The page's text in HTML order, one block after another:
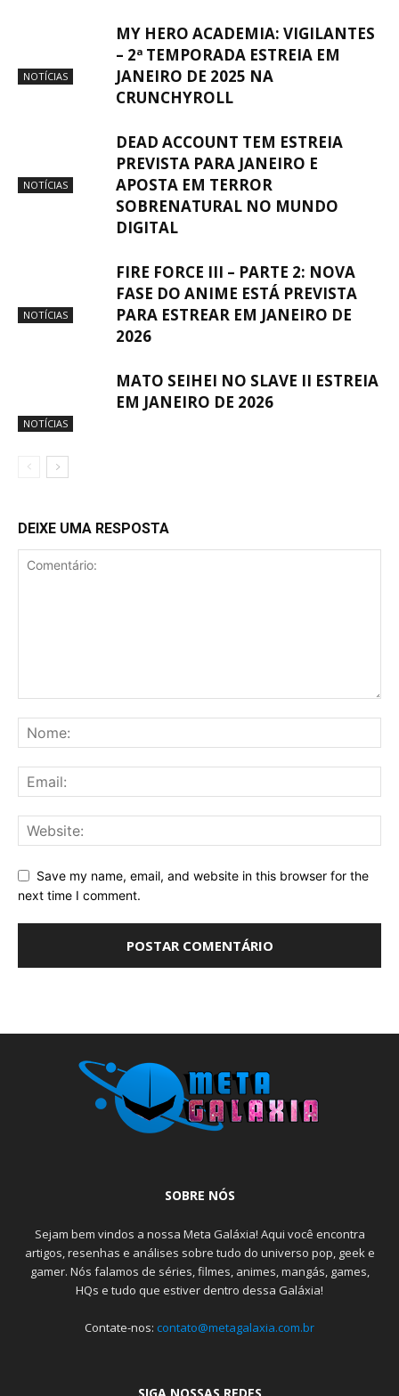
NOTÍCIAS
MY HERO ACADEMIA: VIGILANTES
– 2ª TEMPORADA ESTREIA EM
JANEIRO DE 2025 NA
CRUNCHYROLL
NOTÍCIAS
DEAD ACCOUNT TEM ESTREIA
PREVISTA PARA JANEIRO E
APOSTA EM TERROR
SOBRENATURAL NO MUNDO
DIGITAL
NOTÍCIAS
FIRE FORCE III – PARTE 2: NOVA
FASE DO ANIME ESTÁ PREVISTA
PARA ESTREAR EM JANEIRO DE
2026
NOTÍCIAS
MATO SEIHEI NO SLAVE II ESTREIA
EM JANEIRO DE 2026
DEIXE UMA RESPOSTA
Save my name, email, and website in this browser for the
next time I comment.
SOBRE NÓS
Sejam bem vindos a nossa Meta Galáxia! Aqui você encontra
artigos, resenhas e análises sobre tudo do universo pop, geek e
gamer. Nós falamos de séries, filmes, animes, mangás, games,
HQs e tudo que estiver dentro dessa Galáxia!
Contate-nos: contato@metagalaxia.com.br